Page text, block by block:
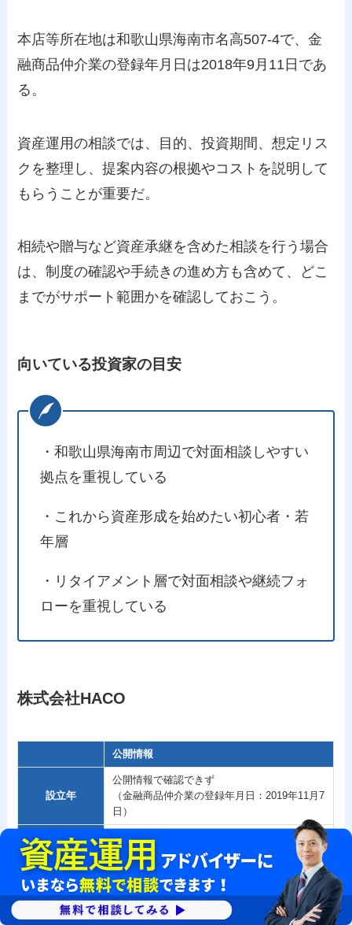
本店等所在地は和歌山県海南市名高507-4で、金
融商品仲介業の登録年月日は2018年9月11日であ
る。
資産運用の相談では、目的、投資期間、想定リス
クを整理し、提案内容の根拠やコストを説明して
もらうことが重要だ。
相続や贈与など資産承継を含めた相談を行う場合
は、制度の確認や手続きの進め方も含めて、どこ
までがサポート範囲かを確認しておこう。
向いている投資家の目安
・和歌山県海南市周辺で対面相談しやすい
拠点を重視している
・これから資産形成を始めたい初心者・若
年層
・リタイアメント層で対面相談や継続フォ
ローを重視している
株式会社HACO
公開情報
設立年
公開情報で確認できず
（金融商品仲介業の登録年月日：2019年11月7
日）
本店等所在地
〒770-0865
徳島県徳島市南末広町2番62号 カサレ・コル
ソ7号
代表等電話番号：0570-058-585
法人番号：3480001008685